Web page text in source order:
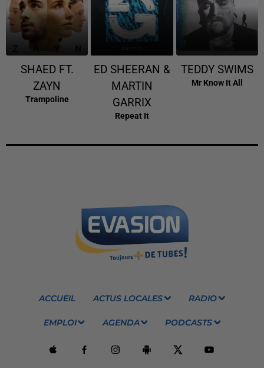
SHAED FT.
ZAYN
Trampoline
ED SHEERAN &
MARTIN
GARRIX
Repeat It
TEDDY SWIMS
Mr Know It All
ACCUEIL ACTUS LOCALES RADIO
EMPLOI AGENDA PODCASTS